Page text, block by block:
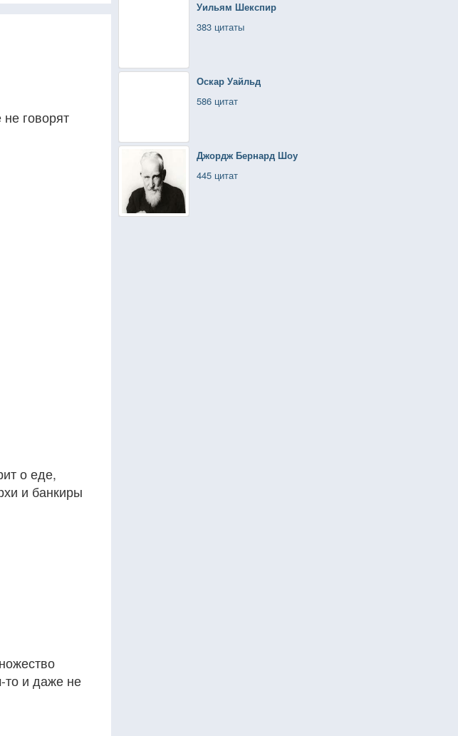
Уильям Шекспир
383 цитаты
Оскар Уайльд
586 цитат
Джордж Бернард Шоу
445 цитат
говорят
о еде,
и банкиры
то и даже не